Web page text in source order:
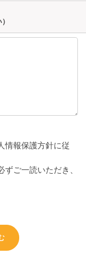
情報保護方針に従
ご一読いただき、